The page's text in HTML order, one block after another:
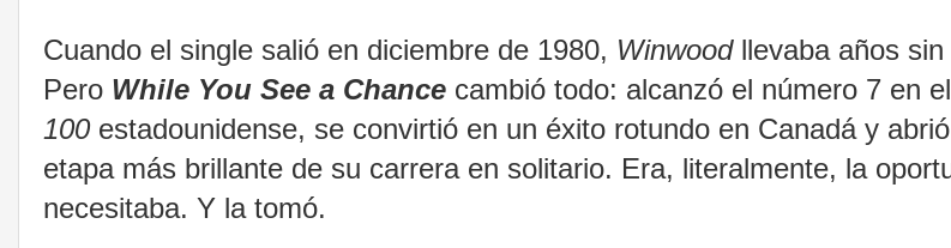
Cuando el single salió en diciembre de 1980, Winwoodllevaba años sin
Pero While You See a Chance cambió todo: alcanzó el número 7 en el
100estadounidense, se convirtió en un éxito rotundo en Canadá y
etapa más brillante de su carrera en solitario. Era, literalmente, la
necesitaba. Y la tomó.